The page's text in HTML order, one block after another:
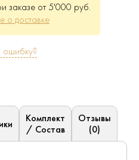
заказе от 5'000 руб.
о доставке
Комплект
/ Состав
Отзывы
(0)